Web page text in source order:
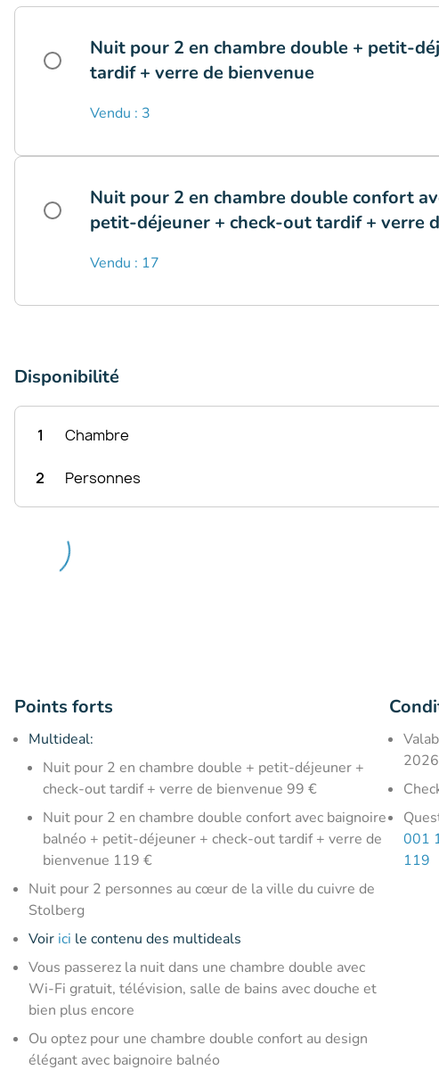
Nuit pour 2 en chambre double + petit-
tardif + verre de bienvenue
Vendu : 3
Nuit pour 2 en chambre double confort
petit-déjeuner + check-out tardif + verre
Vendu : 17
Disponibilité
1 Chambre
2 Personnes
Points forts
Multideal:
Nuit pour 2 en chambre double + petit-déjeuner +
check-out tardif + verre de bienvenue 99 €
Nuit pour 2 en chambre double confort avec baignoire
balnéo + petit-déjeuner + check-out tardif + verre de
bienvenue 119 €
Nuit pour 2 personnes au cœur de la ville du cuivre de
Stolberg
Voir ici le contenu des multideals
Vous passerez la nuit dans une chambre double avec
Wi-Fi gratuit, télévision, salle de bains avec douche et
bien plus encore
Ou optez pour une chambre double confort au design
élégant avec baignoire balnéo
2026
001
119